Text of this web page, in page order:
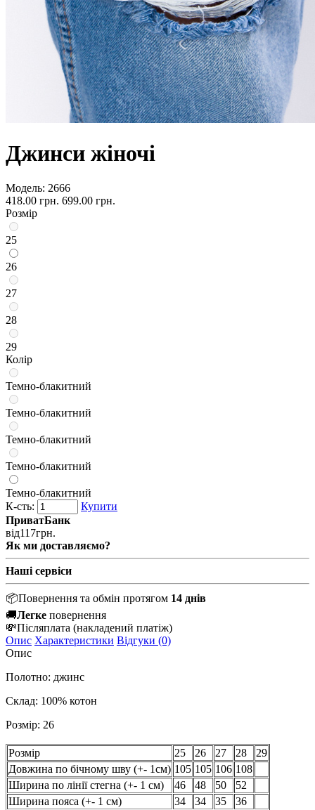
Джинси жіночі
Модель: 2666
418.00 грн. 699.00 грн.
Розмір
25
26
27
28
29
Колір
Темно-блакитний
Темно-блакитний
Темно-блакитний
Темно-блакитний
Темно-блакитний
К-сть:
Купити
ПриватБанк
від117грн.
Як ми доставляємо?
Наші сервіси
📦Повернення та обмін протягом 14 днів
🚚Легке повернення
💸Післяплата (накладений платіж)
Опис Характеристики Відгуки (0)
Опис
Полотно: джинс
Склад: 100% котон
Розмір: 26
Розмір 25 26 27 28
29
Довжина по бічному шву (+- 1см) 105 105 106 108
Ширина по лінії стегна (+- 1 см)
46 48 50
52
Ширина пояса (+- 1 см)
34 34 35 36